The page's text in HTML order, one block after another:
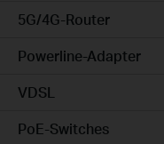
5G/4G-Router
Powerline-Adapter
VDSL
PoE-Switches